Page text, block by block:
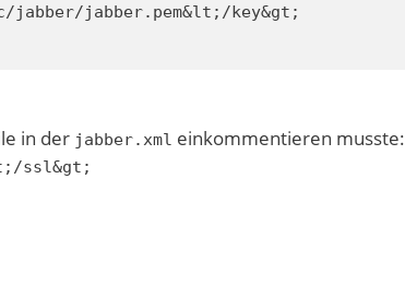
jabber.pem&lt;/key&gt;
in der jabber.xml einkommentieren musste:
ssl&gt;